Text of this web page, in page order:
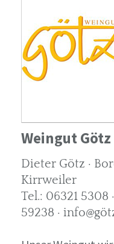
Weingut Götz
Dieter Götz ·
Kirrweiler
Tel.: 06321 5308
59238 ·